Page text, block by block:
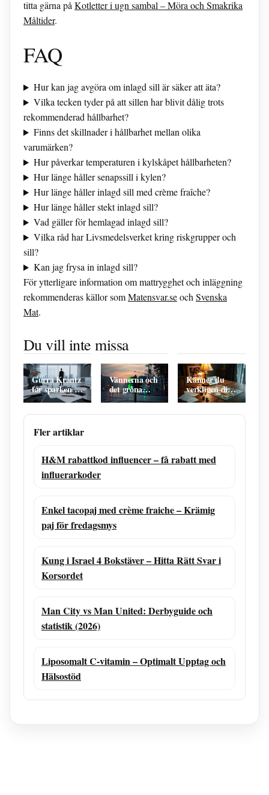
titta gärna påKotletter i ugn sambal – Möra och Smakrika
Måltider.
FAQ
Hur kan jag avgöra om inlagd sill är säker att äta?
Vilka tecken tyder på att sillen har blivit dålig trots
rekommenderad hållbarhet?
Finns det skillnader i hållbarhet mellan olika
varumärken?
Hur påverkar temperaturen i kylskåpet hållbarheten?
Hur länge håller senapssill i kylen?
Hur länge håller inlagd sill med crème fraîche?
Hur länge håller stekt inlagd sill?
Vad gäller för hemlagad inlagd sill?
Vilka råd har Livsmedelsverket kring riskgrupper och
sill?
Kan jag frysa in inlagd sill?
För ytterligare information om mattrygghet och inläggning
rekommenderas källor somMatensvar.seochSvenska
Mat.
Du vill inte missa
Fru – Andra
Sommaren
Gården
Happiness –
Från hemlös
och hitta
billigast
Gurra Krantz
får sparken –
Verifierad
Analys
Vännerna och
det gröna
ljuset: Se på
mer
Känner du
verkligen din
familj –
hela familjen
Fler artiklar
H&M rabattkod influencer – få rabatt med
influerarkoder
Enkel tacopaj med crème fraiche – Krämig
paj för fredagsmys
Kung i Israel 4 Bokstäver – Hitta Rätt Svar i
Korsordet
Man City vs Man United: Derbyguide och
statistik (2026)
Liposomalt C-vitamin – Optimalt Upptag och
Hälsostöd